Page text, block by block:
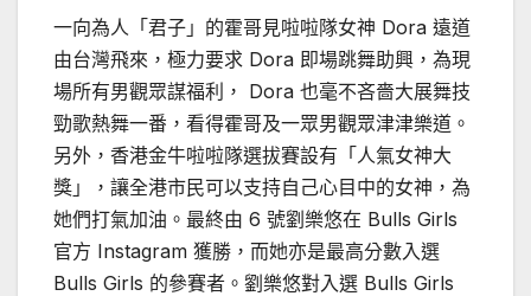
一向為人「君子」的霍哥見啦啦隊女神 Dora 遠道
由台灣飛來，極力要求 Dora 即場跳舞助興，為現
場所有男觀眾謀福利， Dora 也毫不吝嗇大展舞技
勁歌熱舞一番，看得霍哥及一眾男觀眾津津樂道。
另外，香港金牛啦啦隊選拔賽設有「人氣女神大
獎」，讓全港市民可以支持自己心目中的女神，為
她們打氣加油。最終由 6 號劉樂悠在 Bulls Girls
官方 Instagram 獲勝，而她亦是最高分數入選
Bulls Girls 的參賽者。劉樂悠對入選 Bulls Girls